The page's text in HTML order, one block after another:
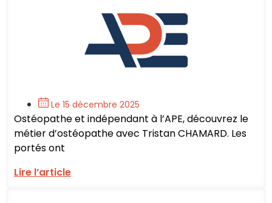
Le 15 décembre 2025
Ostéopathe et indépendant à l’APE, découvrez le
métier d’ostéopathe avec Tristan CHAMARD. Les
portés ont
Lire l’article